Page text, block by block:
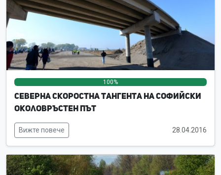
100%
Северна скоростна тангента на Софийски
околовръстен път
Вижте повече 28.04.2016